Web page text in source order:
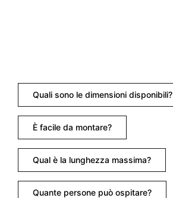
Quali sono le dimensioni disponibili?
È facile da montare?
Qual è la lunghezza massima?
Quante persone può ospitare?